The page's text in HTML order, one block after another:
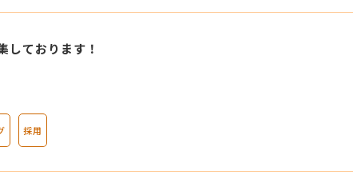
しております！
採用